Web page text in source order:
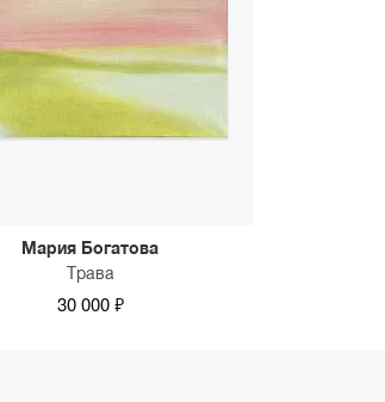
Мария Богатова
Трава
30 000 ₽